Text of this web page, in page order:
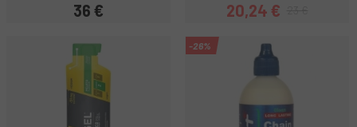
Prix
36 € Prix
20,24 €Prix habituel
-26%